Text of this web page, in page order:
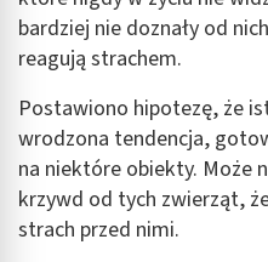
bardziej nie doznały od
reagują strachem.
Postawiono hipotezę, że
wrodzona tendencja,
na niektóre obiekty. Może
krzywd od tych zwierząt,
strach przed nimi.